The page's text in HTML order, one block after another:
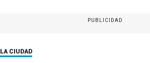
PUBLICIDAD
LA CIUDAD